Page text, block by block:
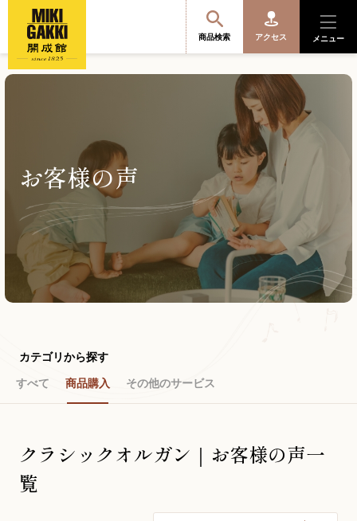
商品検索 アクセス メニュー
便利なサービス
開成館を知る
音楽教室・イベント情報
お問い合わせ総合窓口
06-6252-0432
お客様の声
カテゴリから探す
すべて 商品購入 その他のサービス
クラシックオルガン｜お客様の声一
覧